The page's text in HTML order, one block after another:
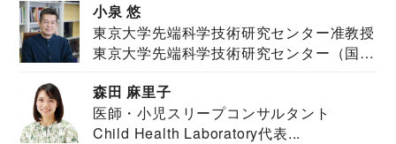
小泉 悠
東京大学先端科学技術研究センター准教授
東京大学先端科学技術研究センター（国際
森田 麻里子
医師・小児スリープコンサルタント
Child Health Laboratory代表...